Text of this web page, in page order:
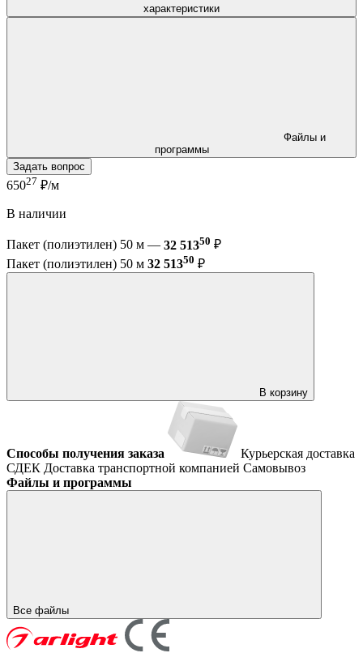
характеристики
программы
Задать вопрос
65027 ₽/м
В наличии
Пакет (полиэтилен) 50 м — 32 51350 ₽
Пакет (полиэтилен) 50 м 32 51350 ₽
В корзину
Способы получения заказа
Курьерская доставка
СДЕК Доставка транспортной компанией Самовывоз
Файлы и программы
Все файлы